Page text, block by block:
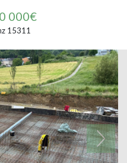
000€
15311